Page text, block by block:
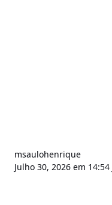
msaulohenrique
Julho 30, 2026 em 14:54